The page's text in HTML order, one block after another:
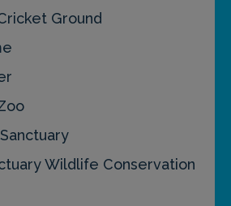
Ground
Wildlife Conservation